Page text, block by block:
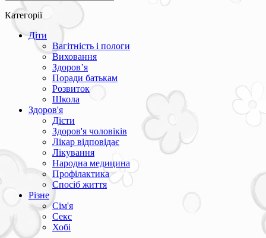
Категорії
Діти
Вагітність і пологи
Виховання
Здоров’я
Поради батькам
Розвиток
Школа
Здоров'я
Дієти
Здоров'я чоловіків
Лікар відповідає
Лікування
Народна медицина
Профілактика
Спосіб життя
Різне
Сім'я
Секс
Хобі